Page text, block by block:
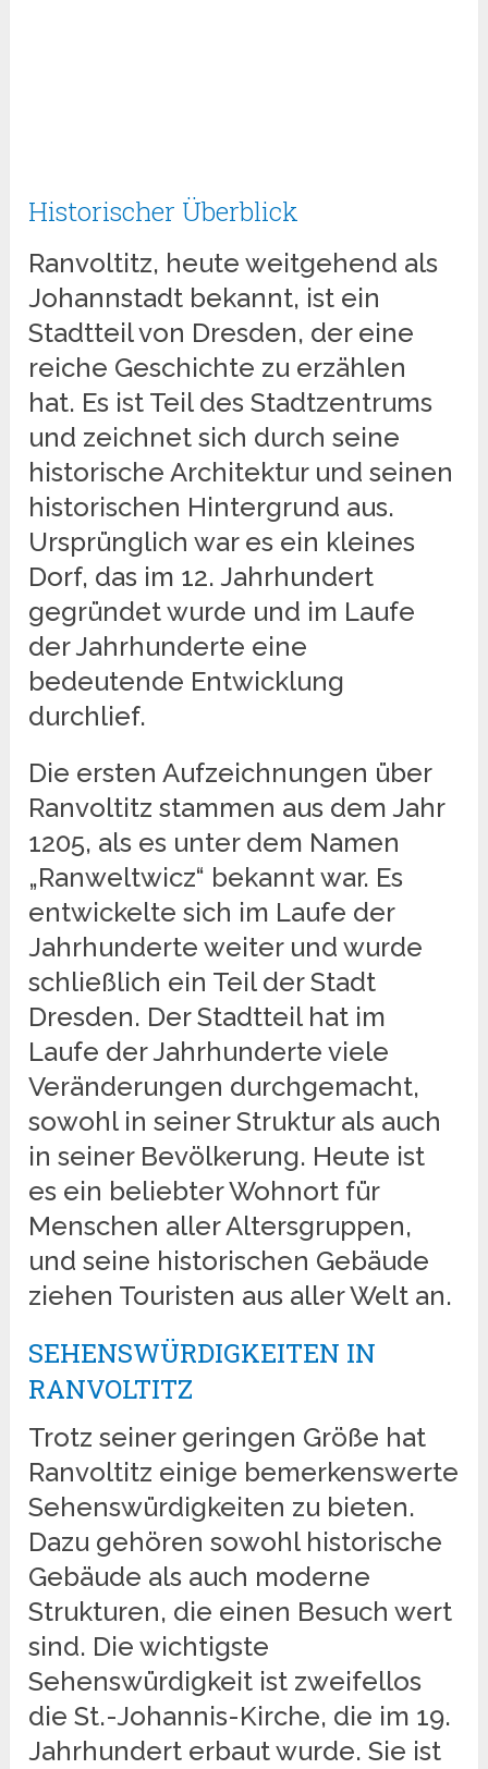
Historischer Überblick
Ranvoltitz, heute weitgehend als
Johannstadt bekannt, ist ein
Stadtteil von Dresden, der eine
reiche Geschichte zu erzählen
hat. Es ist Teil des Stadtzentrums
und zeichnet sich durch seine
historische Architektur und seinen
historischen Hintergrund aus.
Ursprünglich war es ein kleines
Dorf, das im 12. Jahrhundert
gegründet wurde und im Laufe
der Jahrhunderte eine
bedeutende Entwicklung
durchlief.
Die ersten Aufzeichnungen über
Ranvoltitz stammen aus dem Jahr
1205, als es unter dem Namen
„Ranweltwicz“ bekannt war. Es
entwickelte sich im Laufe der
Jahrhunderte weiter und wurde
schließlich ein Teil der Stadt
Dresden. Der Stadtteil hat im
Laufe der Jahrhunderte viele
Veränderungen durchgemacht,
sowohl in seiner Struktur als auch
in seiner Bevölkerung. Heute ist
es ein beliebter Wohnort für
Menschen aller Altersgruppen,
und seine historischen Gebäude
ziehen Touristen aus aller Welt an.
SEHENSWÜRDIGKEITEN IN
RANVOLTITZ
Trotz seiner geringen Größe hat
Ranvoltitz einige bemerkenswerte
Sehenswürdigkeiten zu bieten.
Dazu gehören sowohl historische
Gebäude als auch moderne
Strukturen, die einen Besuch wert
sind. Die wichtigste
Sehenswürdigkeit ist zweifellos
die St.-Johannis-Kirche, die im 19.
Jahrhundert erbaut wurde. Sie ist